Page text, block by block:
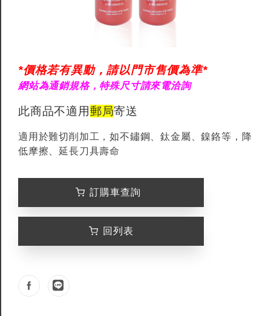
*價格若有異動，請以門市售價為準*
網站為通銷規格，特殊尺寸請來電洽詢
此商品不適用郵局寄送
適用於難切削加工，如不鏽鋼、鈦金屬、鎳鉻等，降
低摩擦、延長刀具壽命
訂購車查詢
回列表